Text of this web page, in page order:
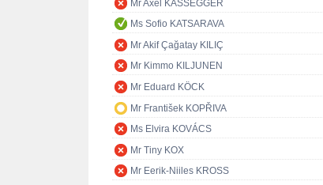
Mr Axel KASSEGGER
Ms Sofio KATSARAVA
Mr Akif Çağatay KILIÇ
Mr Kimmo KILJUNEN
Mr Eduard KÖCK
Mr František KOPŘIVA
Ms Elvira KOVÁCS
Mr Tiny KOX
Mr Eerik-Niiles KROSS